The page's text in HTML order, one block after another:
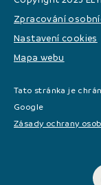
Zpracování
Nastavení cookies
Mapa webu
Tato stránka je
Google
Zásady ochrany